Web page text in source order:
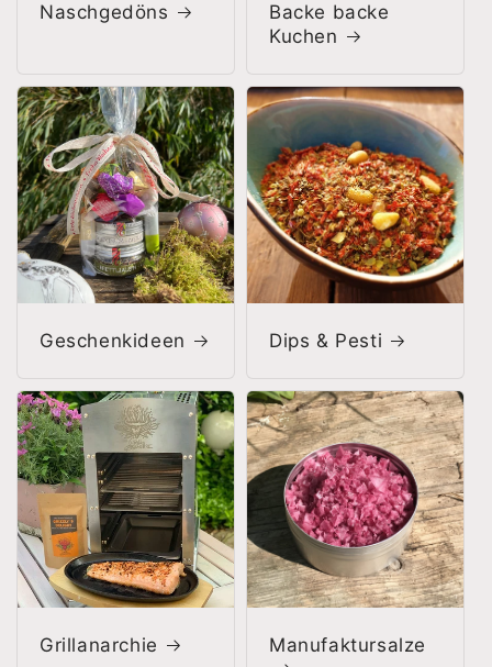
Naschgedöns
Backe backe
Kuchen
Geschenkideen Dips & Pesti
Grillanarchie Manufaktursalze